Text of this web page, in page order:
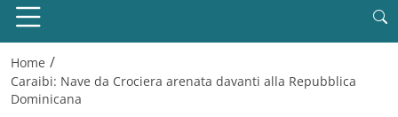
Home /
Caraibi: Nave da Crociera arenata davanti alla Repubblica
Dominicana